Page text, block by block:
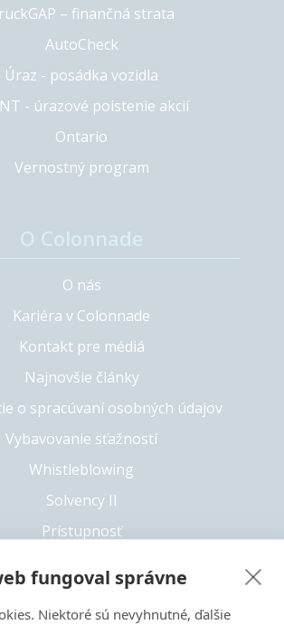
– finančná strata
AutoCheck
Úraz - posádka vozidla
- úrazové poistenie akcií
Ontario
Vernostný program
O nás
Kariéra v Colonnade
Kontakt pre médiá
Najnovšie články
o spracúvaní osobných údajov
Vybavovanie sťažností
Whistleblowing
Solvency II
Prístupnosť
+421 55 6826 222
fungoval správne
Niektoré sú nevyhnutné, ďalšie